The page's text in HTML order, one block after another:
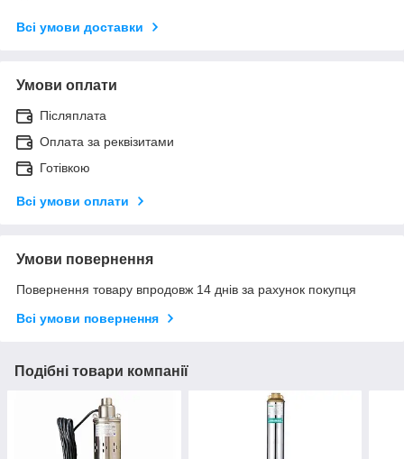
Всі умови доставки
Умови оплати
Післяплата
Оплата за реквізитами
Готівкою
Всі умови оплати
Умови повернення
Повернення товару впродовж 14 днів за рахунок покупця
Всі умови повернення
Подібні товари компанії